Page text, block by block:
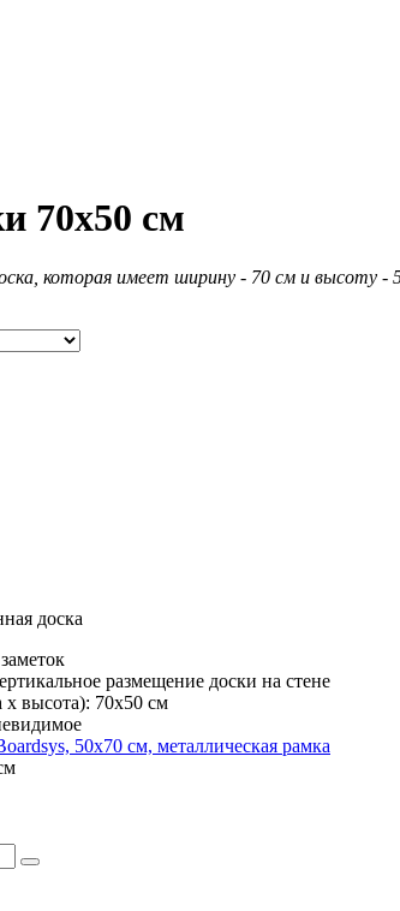
70х50 см
которая имеет ширину - 70 см и высоту -
доска
размещение доски на стене
высота): 70х50 см
50х70 см, металлическая рамка